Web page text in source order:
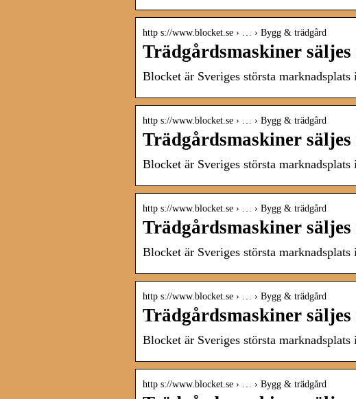
http s://www.blocket.se › … › Bygg & trädgård
Trädgårdsmaskiner
Blocket är Sveriges största
http s://www.blocket.se › … › Bygg & trädgård
Trädgårdsmaskiner
Blocket är Sveriges största
http s://www.blocket.se › … › Bygg & trädgård
Trädgårdsmaskiner
Blocket är Sveriges största
http s://www.blocket.se › … › Bygg & trädgård
Trädgårdsmaskiner
Blocket är Sveriges största
http s://www.blocket.se › … › Bygg & trädgård